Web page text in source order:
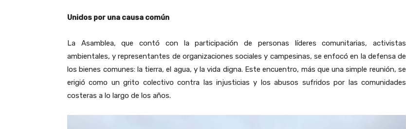
Unidos por una causa común
La Asamblea, que contó con la participación de personas líderes comunitarias, activistas
ambientales, y representantes de organizaciones sociales y campesinas, se enfocó en la defensa de
los bienes comunes: la tierra, el agua, y la vida digna. Este encuentro, más que una simple reunión, se
erigió como un grito colectivo contra las injusticias y los abusos sufridos por las comunidades
costeras a lo largo de los años.